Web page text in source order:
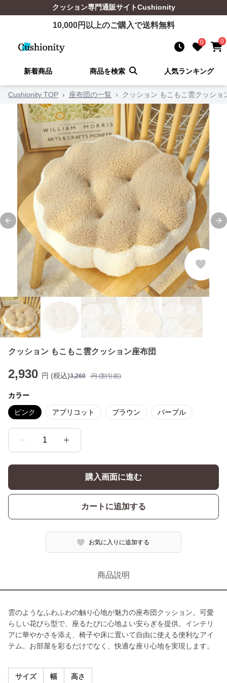
クッション専門通販サイトCushionity
10,000円以上のご購入で送料無料
0 0
新着商品 商品を検索 人気ランキング
Cushionity TOP › 座布団の一覧 › クッション もこもこ雲クッショ
Previous slide
クッション もこもこ雲クッション座布団
2,930 円 (税込)3,260 円 (割引前)
カラー
ピンク アプリコット ブラウン パープル
1
購入画面に進む
カートに追加する
お気に入りに追加する
商品説明
雲のようなふわふわの触り心地が魅力の座布団クッション。可愛
らしい花びら型で、座るたびに心地よい安らぎを提供。インテリ
アに華やかさを添え、椅子や床に置いて自由に使える便利なアイ
テム。お部屋を彩るだけでなく、快適な座り心地を実現します。
サイズ 幅 高さ